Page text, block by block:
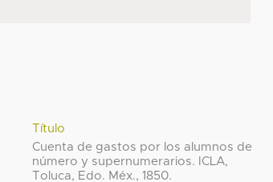
Título
Cuenta de gastos por los alumnos de
número y supernumerarios. ICLA,
Toluca, Edo. Méx., 1850.